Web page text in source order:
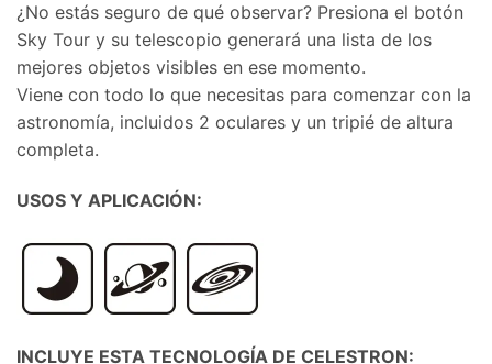
¿No estás seguro de qué observar? Presiona el botón
Sky Tour y su telescopio generará una lista de los
mejores objetos visibles en ese momento.
Viene con todo lo que necesitas para comenzar con la
astronomía, incluidos 2 oculares y un tripié de altura
completa.
USOS Y APLICACIÓN:
INCLUYE ESTA TECNOLOGÍA DE CELESTRON: